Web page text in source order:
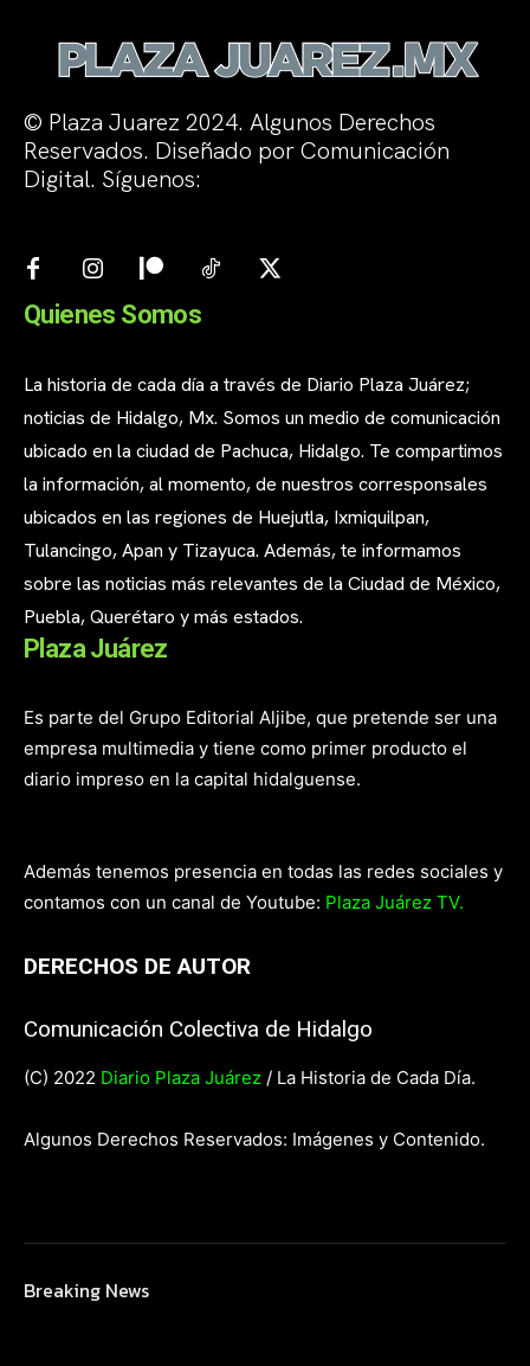
© Plaza Juarez 2024. Algunos Derechos
Reservados. Diseñado por Comunicación
Digital. Síguenos:
Quienes Somos
La historia de cada día a través de Diario Plaza Juárez;
noticias de Hidalgo, Mx. Somos un medio de comunicación
ubicado en la ciudad de Pachuca, Hidalgo. Te compartimos
la información, al momento, de nuestros corresponsales
ubicados en las regiones de Huejutla, Ixmiquilpan,
Tulancingo, Apan y Tizayuca. Además, te informamos
sobre las noticias más relevantes de la Ciudad de México,
Puebla, Querétaro y más estados.
Plaza Juárez
Es parte del Grupo Editorial Aljibe, que pretende ser una
empresa multimedia y tiene como primer producto el
diario impreso en la capital hidalguense.
Además tenemos presencia en todas las redes sociales y
contamos con un canal de Youtube: Plaza Juárez TV.
DERECHOS DE AUTOR
Comunicación Colectiva de Hidalgo
(C) 2022 Diario Plaza Juárez / La Historia de Cada Día.
Algunos Derechos Reservados: Imágenes y Contenido.
Breaking News